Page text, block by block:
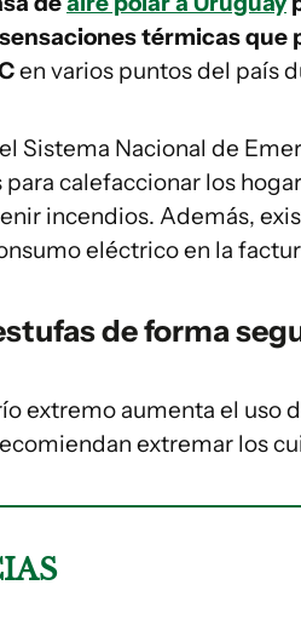
térmicas que
en varios puntos del país
Sistema Nacional de
calefaccionar los
incendios. Además,
eléctrico en la
de forma
extremo aumenta el uso
extremar los